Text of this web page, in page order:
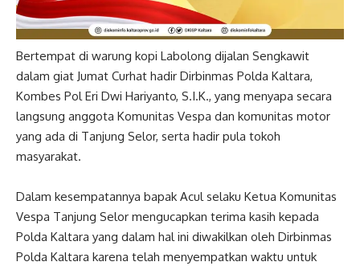
Bertempat di warung kopi Labolong dijalan Sengkawit
dalam giat Jumat Curhat hadir Dirbinmas Polda Kaltara,
Kombes Pol Eri Dwi Hariyanto, S.I.K., yang menyapa secara
langsung anggota Komunitas Vespa dan komunitas motor
yang ada di Tanjung Selor, serta hadir pula tokoh
masyarakat.
Dalam kesempatannya bapak Acul selaku Ketua Komunitas
Vespa Tanjung Selor mengucapkan terima kasih kepada
Polda Kaltara yang dalam hal ini diwakilkan oleh Dirbinmas
Polda Kaltara karena telah menyempatkan waktu untuk